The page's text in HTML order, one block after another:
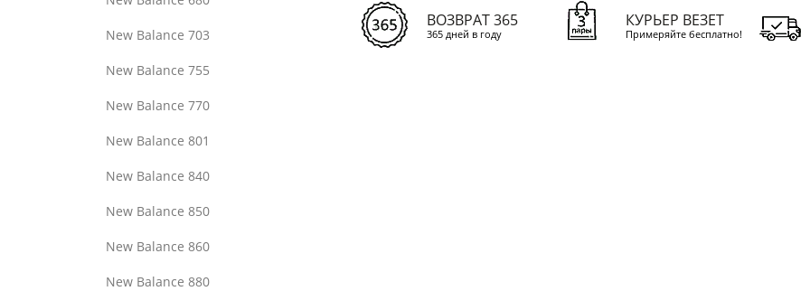
New Balance 703
New Balance 755
New Balance 770
New Balance 801
New Balance 840
New Balance 850
New Balance 860
New Balance 880
ВОЗВРАТ 365
365 дней в году
КУРЬЕР ВЕЗЕТ
Примеряйте бесплатно!